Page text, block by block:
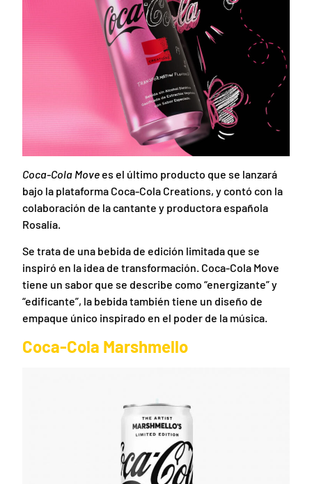
Coca-Cola Move es el último producto que se lanzará
bajo la plataforma Coca-Cola Creations, y contó con la
colaboración de la cantante y productora española
Rosalía.
Se trata de una bebida de edición limitada que se
inspiró en la idea de transformación. Coca-Cola Move
tiene un sabor que se describe como “energizante” y
“edificante”, la bebida también tiene un diseño de
empaque único inspirado en el poder de la música.
Coca-Cola Marshmello